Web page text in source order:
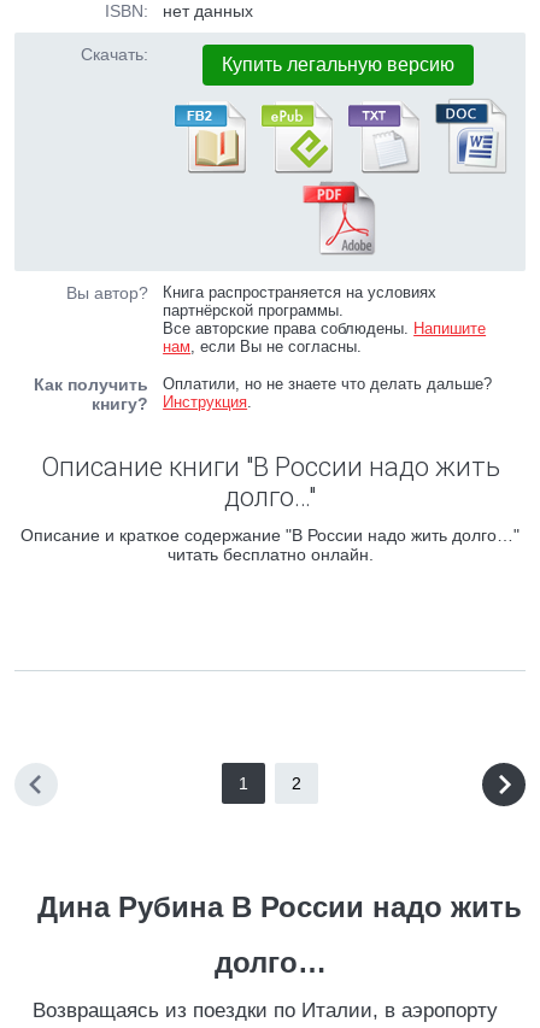
ISBN: нет данных
Скачать: Купить легальную версию
Вы автор?
Книга распространяется на условиях
партнёрской программы.
Все авторские права соблюдены. Напишите
нам, если Вы не согласны.
Как получить
книгу?
Оплатили, но не знаете что делать дальше?
Инструкция.
Описание книги "В России надо жить
долго…"
Описание и краткое содержание "В России надо жить долго…"
читать бесплатно онлайн.
1 2
Дина Рубина В России надо жить
долго…
Возвращаясь из поездки по Италии, в аэропорту